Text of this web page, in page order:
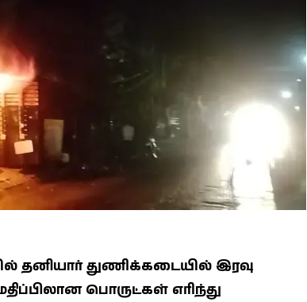
தனியார் துணிக்கடையில் இரவு
பொருட்கள் எரிந்து